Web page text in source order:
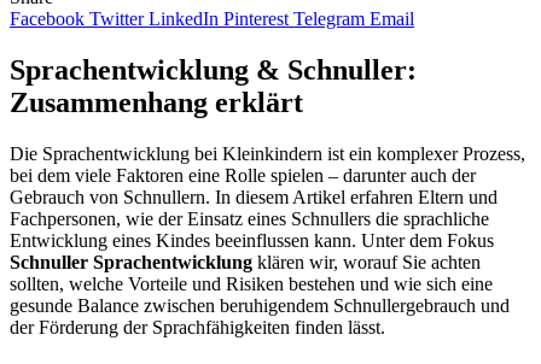
Facebook Twitter LinkedIn Pinterest Telegram Email
Sprachentwicklung & Schnuller:
Zusammenhang erklärt
Die Sprachentwicklung bei Kleinkindern ist ein komplexer Prozess,
bei dem viele Faktoren eine Rolle spielen – darunter auch der
Gebrauch von Schnullern. In diesem Artikel erfahren Eltern und
Fachpersonen, wie der Einsatz eines Schnullers die sprachliche
Entwicklung eines Kindes beeinflussen kann. Unter dem Fokus
Schnuller Sprachentwicklung klären wir, worauf Sie achten
sollten, welche Vorteile und Risiken bestehen und wie sich eine
gesunde Balance zwischen beruhigendem Schnullergebrauch und
der Förderung der Sprachfähigkeiten finden lässt.